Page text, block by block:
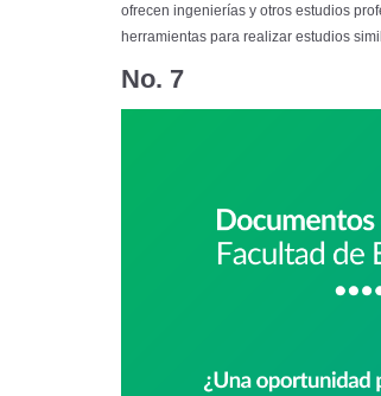
ofrecen ingenierías y otros estudios
herramientas para realizar estudios
No. 7